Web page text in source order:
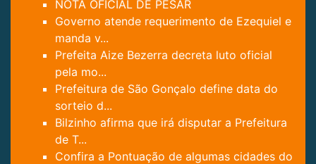
NOTA OFICIAL DE PESAR
Governo atende requerimento de Ezequiel e
manda v...
Prefeita Aize Bezerra decreta luto oficial
pela mo...
Prefeitura de São Gonçalo define data do
sorteio d...
Bilzinho afirma que irá disputar a Prefeitura
de T...
Confira a Pontuação de algumas cidades do